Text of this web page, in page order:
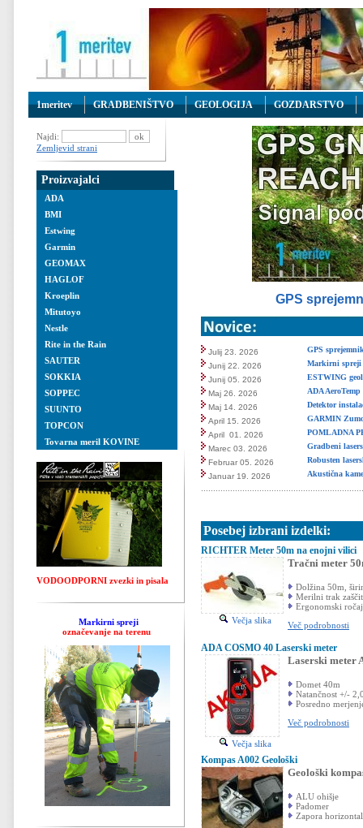
1meritev GRADBENIŠTVO GEOLOGIJA GOZDARSTVO
Najdi:
Zemljevid strani
Proizvajalci
ADA
BMI
Estwing
Garmin
GEOMAX
HAGLOF
Kroeplin
Mitutoyo
Nestle
Rite in the Rain
SAUTER
SOKKIA
SOPPEC
SUUNTO
TOPCON
Tovarna meril KOVINE
VODOODPORNI zvezki in pisala
Markirni spreji
označevanje na terenu
GPS
Julij 23. 2026
GPS
Junij 22. 2026
Markirni spreji
Junij 05. 2026
ESTWING
Maj 26. 2026
ADA
Maj 14. 2026
Detektor
April 15. 2026
GARMIN
April 01. 2026
POMLADNA
Marec 03. 2026
Gradbeni
Februar 05. 2026
Robusten
Januar 19. 2026
Akustična
Posebej izbrani izdelki:
RICHTER Meter 50m na enojni vilici
Večja slika
Tračni meter
Dolžina 50m,
Merilni trak
Ergonomski
Več podrobnosti
ADA COSMO 40 Laserski meter
Večja slika
Laserski meter
Domet 40m
Natančnost +/-
Posredno
Več podrobnosti
Kompas A002 Geološki
Geološki
ALU ohišje
Padomer
Zapora